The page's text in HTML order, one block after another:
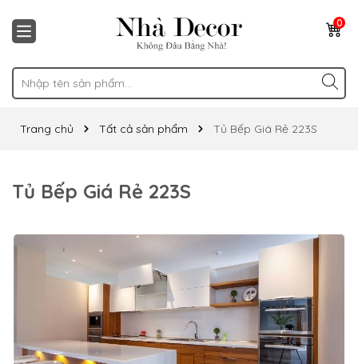
0
Trang chủ Tất cả sản phẩm Tủ Bếp Giá Rẻ 223S
Tủ Bếp Giá Rẻ 223S